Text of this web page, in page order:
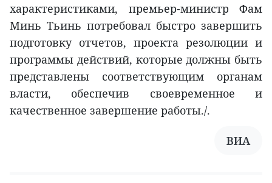
характеристиками, премьер-министр Фам
Минь Тьинь потребовал быстро завершить
подготовку отчетов, проекта резолюции и
программы действий, которые должны быть
представлены соответствующим органам
власти, обеспечив своевременное и
качественное завершение работы./.
ВИА